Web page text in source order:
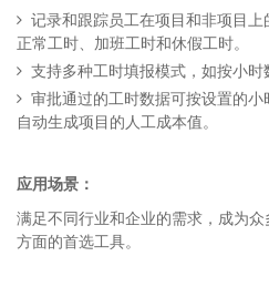
记录和跟踪员工在项目和非项目
正常工时、加班工时和休假工时。
支持多种工时填报模式，如按小时
审批通过的工时数据可按设置的小
自动生成项目的人工成本值。
应用场景：
满足不同行业和企业的需求，成为
方面的首选工具。